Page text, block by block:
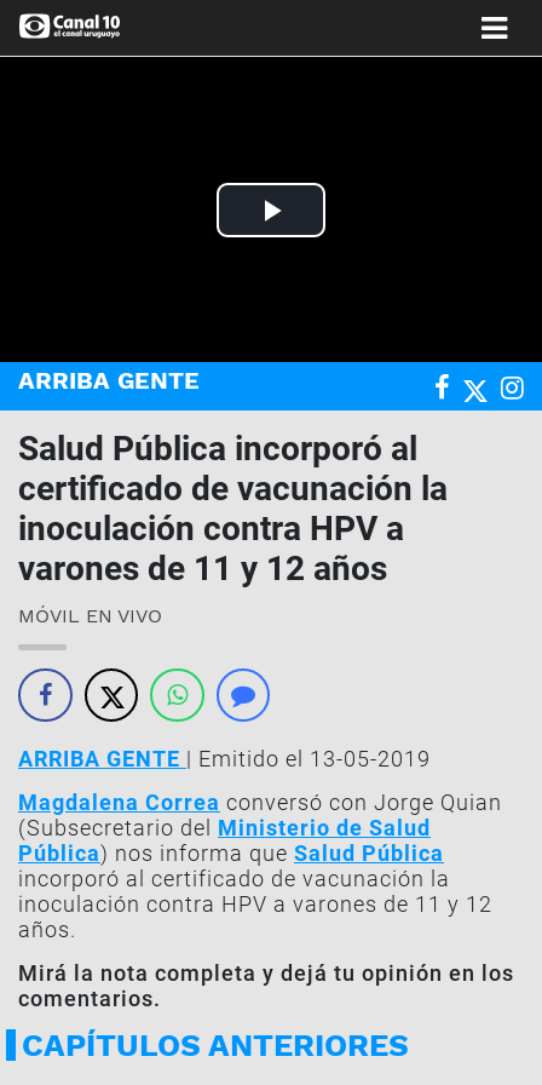
Play
ARRIBA GENTE
Salud Pública incorporó al
certificado de vacunación la
inoculación contra HPV a
varones de 11 y 12 años
MÓVIL EN VIVO
ARRIBA GENTE | Emitido el 13-05-2019
Magdalena Correa conversó con Jorge Quian
(Subsecretario del Ministerio de Salud
Pública) nos informa que Salud Pública
incorporó al certificado de vacunación la
inoculación contra HPV a varones de 11 y 12
años.
Mirá la nota completa y dejá tu opinión en los
comentarios.
CAPÍTULOS ANTERIORES